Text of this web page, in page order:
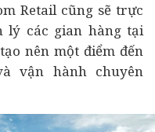
Retail cũng sẽ trực
lý các gian hàng tại
nên một điểm đến
vận hành chuyên